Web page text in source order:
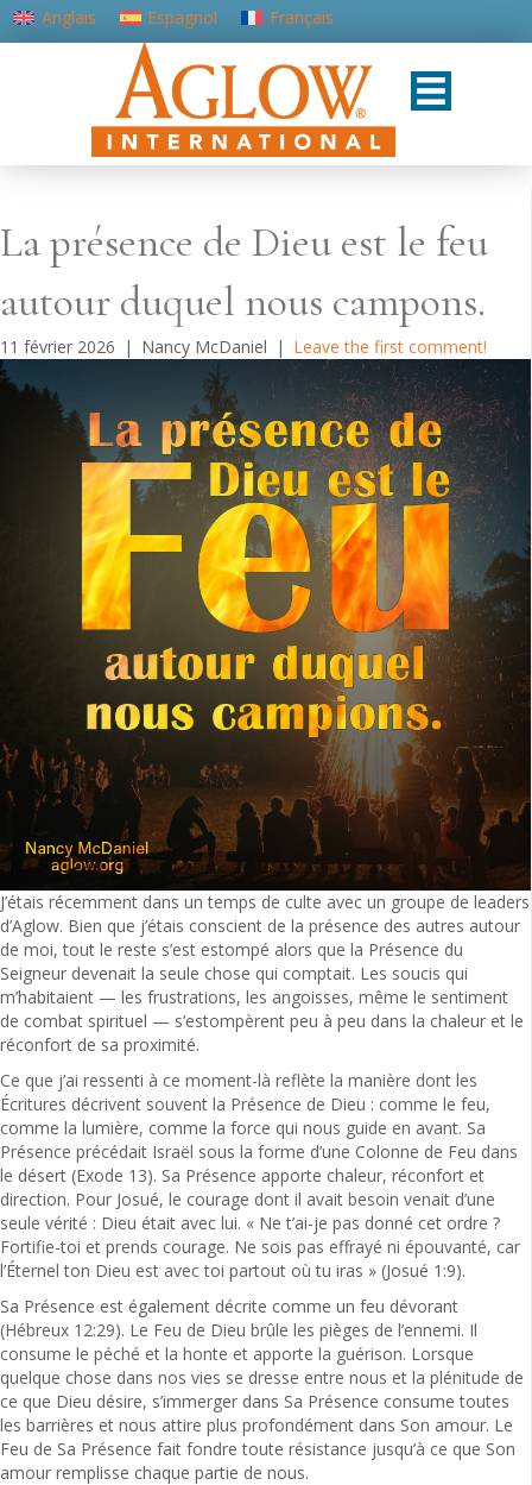
Anglais Espagnol
Français
Portugais - du Portugal
La présence de Dieu est le feu
autour duquel nous campons.
11 février 2026 | Nancy McDaniel | Leave the first comment!
J’étais récemment dans un temps de culte avec un groupe de leaders
d’Aglow. Bien que j’étais conscient de la présence des autres autour
de moi, tout le reste s’est estompé alors que la Présence du
Seigneur devenait la seule chose qui comptait. Les soucis qui
m’habitaient — les frustrations, les angoisses, même le sentiment
de combat spirituel — s’estompèrent peu à peu dans la chaleur et le
réconfort de sa proximité.
Ce que j’ai ressenti à ce moment-là reflète la manière dont les
Écritures décrivent souvent la Présence de Dieu : comme le feu,
comme la lumière, comme la force qui nous guide en avant. Sa
Présence précédait Israël sous la forme d’une Colonne de Feu dans
le désert (Exode 13). Sa Présence apporte chaleur, réconfort et
direction. Pour Josué, le courage dont il avait besoin venait d’une
seule vérité : Dieu était avec lui. « Ne t’ai-je pas donné cet ordre ?
Fortifie-toi et prends courage. Ne sois pas effrayé ni épouvanté, car
l’Éternel ton Dieu est avec toi partout où tu iras » (Josué 1:9).
Sa Présence est également décrite comme un feu dévorant
(Hébreux 12:29). Le Feu de Dieu brûle les pièges de l’ennemi. Il
consume le péché et la honte et apporte la guérison. Lorsque
quelque chose dans nos vies se dresse entre nous et la plénitude de
ce que Dieu désire, s’immerger dans Sa Présence consume toutes
les barrières et nous attire plus profondément dans Son amour. Le
Feu de Sa Présence fait fondre toute résistance jusqu’à ce que Son
amour remplisse chaque partie de nous.